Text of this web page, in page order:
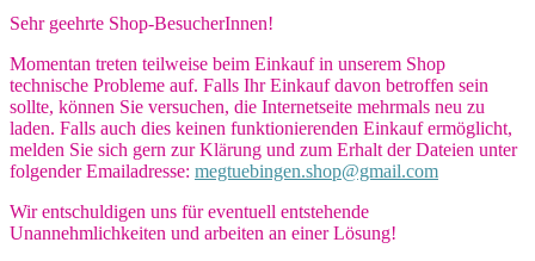
Sehr geehrte Shop-BesucherInnen!
Momentan treten teilweise beim Einkauf in unserem Shop
technische Probleme auf. Falls Ihr Einkauf davon betroffen sein
sollte, können Sie versuchen, die Internetseite mehrmals neu zu
laden. Falls auch dies keinen funktionierenden Einkauf ermöglicht,
melden Sie sich gern zur Klärung und zum Erhalt der Dateien unter
folgender Emailadresse: megtuebingen.shop@gmail.com
Wir entschuldigen uns für eventuell entstehende
Unannehmlichkeiten und arbeiten an einer Lösung!